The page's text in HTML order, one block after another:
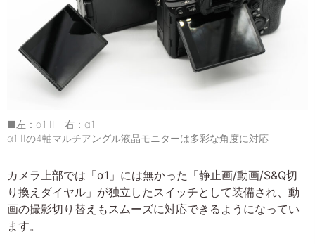
■左：α1 II 右：α1
α1 IIの4軸マルチアングル液晶モニターは多彩な角度に対応
カメラ上部では「α1」には無かった「静止画/動画/S&Q切
り換えダイヤル」が独立したスイッチとして装備され、動
画の撮影切り替えもスムーズに対応できるようになってい
ます。